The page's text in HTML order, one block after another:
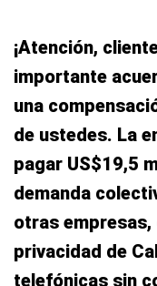
¡Atención,
importante
una
de ustedes. La
pagar US$19,5
demanda
otras empresas,
privacidad de
telefónicas sin